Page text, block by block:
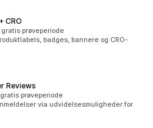
CRO
prøveperiode
badges, bannere og CRO-
Reviews
prøveperiode
via udvidelsesmuligheder for